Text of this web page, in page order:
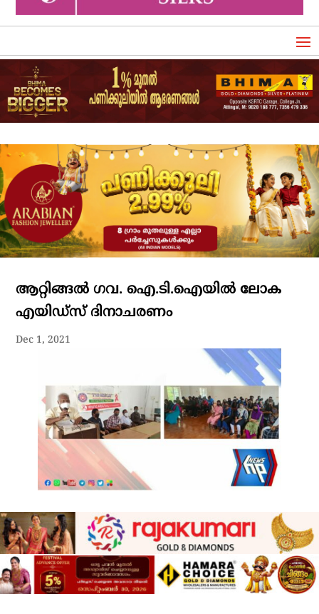
ആറ്റിങ്ങൽ ഗവ. ഐ.ടി.ഐയിൽ ലോക
എയിഡ്സ് ദിനാചരണം
Dec 1, 2021